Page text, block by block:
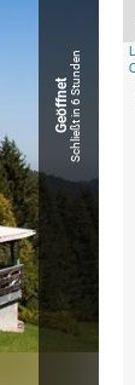
GeöffnetSchließt in 6 Stunden